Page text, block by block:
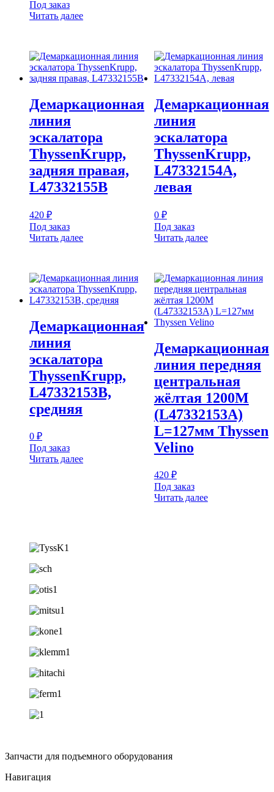
Под заказ
Читать далее
Демаркационная
линия
эскалатора
ThyssenKrupp,
задняя правая,
L47332155B
420 ₽
Под заказ
Читать далее
Демаркационная
линия
эскалатора
ThyssenKrupp,
L47332154A,
левая
0 ₽
Под заказ
Читать далее
Демаркационная
линия
эскалатора
ThyssenKrupp,
L47332153B,
средняя
0 ₽
Под заказ
Читать далее
Демаркационная
линия передняя
центральная
жёлтая 1200M
(L47332153A)
L=127мм Thyssen
Velino
420 ₽
Под заказ
Читать далее
Запчасти для подъемного оборудования
Навигация